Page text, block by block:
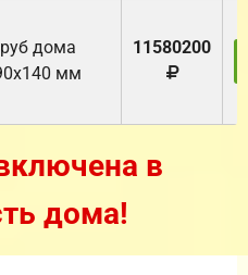
дома
мм
11580200
в
дома!